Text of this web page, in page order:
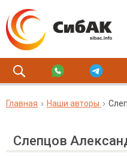
Главная Наши авторы
Слепцов